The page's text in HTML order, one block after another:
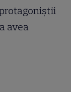
avea